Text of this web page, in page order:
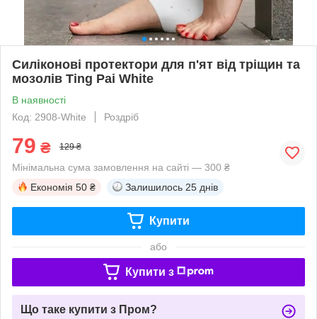
Силіконові протектори для п'ят від тріщин та
мозолів Ting Pai White
В наявності
Код: 2908-White
Роздріб
79 ₴ 129 ₴
Мінімальна сума замовлення на сайті — 300 ₴
Економія 50 ₴ Залишилось 25 днів
Купити
або
Купити з
Що таке купити з Пром?